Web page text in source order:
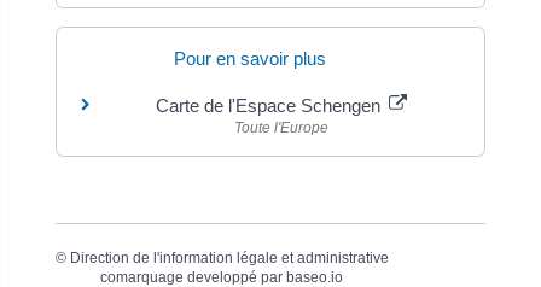
Pour en savoir plus
Carte de l'Espace Schengen
Toute l'Europe
© Direction de l'information légale et administrative
comarquage developpé parbaseo.io